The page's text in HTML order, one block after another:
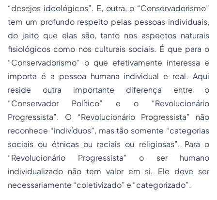
“desejos ideológicos”. E, outra, o “Conservadorismo”
tem um profundo respeito pelas pessoas individuais,
do jeito que elas são, tanto nos aspectos naturais
fisiológicos como nos culturais sociais. É que para o
“Conservadorismo” o que efetivamente interessa e
importa é a pessoa humana individual e real. Aqui
reside outra importante diferença entre o
“Conservador Político” e o “Revolucionário
Progressista”. O “Revolucionário Progressista” não
reconhece “indivíduos”, mas tão somente “categorias
sociais ou étnicas ou raciais ou religiosas”. Para o
“Revolucionário Progressista” o ser humano
individualizado não tem valor em si. Ele deve ser
necessariamente “coletivizado” e “categorizado”.